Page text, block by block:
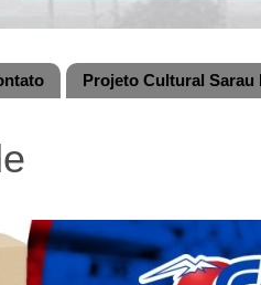
Projeto Cultural